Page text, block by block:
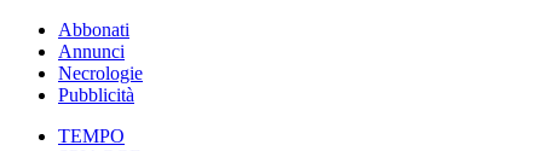
Abbonati
Annunci
Necrologie
Pubblicità
TEMPO